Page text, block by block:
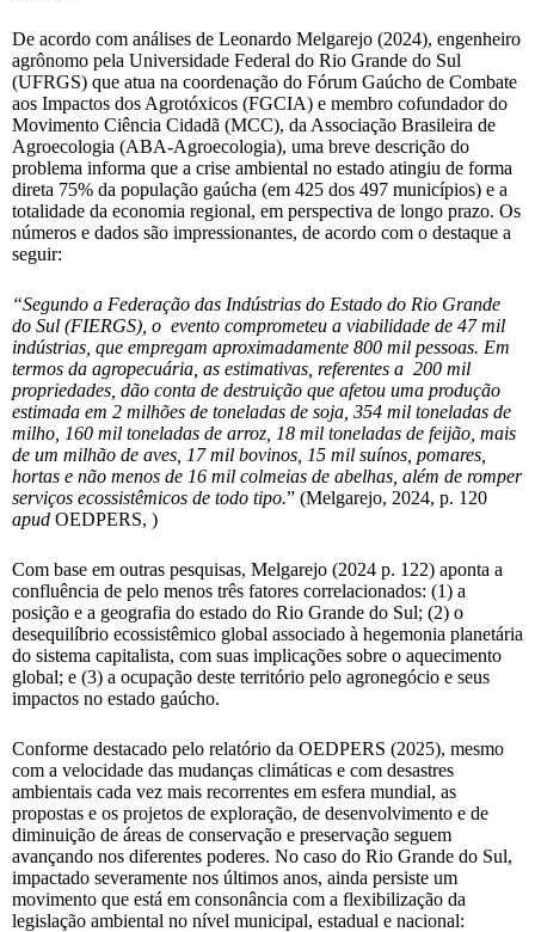
De acordo com análises de Leonardo Melgarejo (2024), engenheiro
agrônomo pela Universidade Federal do Rio Grande do Sul
(UFRGS) que atua na coordenação do Fórum Gaúcho de Combate
aos Impactos dos Agrotóxicos (FGCIA) e membro cofundador do
Movimento Ciência Cidadã (MCC), da Associação Brasileira de
Agroecologia (ABA-Agroecologia), uma breve descrição do
problema informa que a crise ambiental no estado atingiu de forma
direta 75% da população gaúcha (em 425 dos 497 municípios) e a
totalidade da economia regional, em perspectiva de longo prazo. Os
números e dados são impressionantes, de acordo com o destaque a
seguir:
“Segundo a Federação das Indústrias do Estado do Rio Grande
do Sul (FIERGS), o evento comprometeu a viabilidade de 47 mil
indústrias, que empregam aproximadamente 800 mil pessoas. Em
termos da agropecuária, as estimativas, referentes a 200 mil
propriedades, dão conta de destruição que afetou uma produção
estimada em 2 milhões de toneladas de soja, 354 mil toneladas de
milho, 160 mil toneladas de arroz, 18 mil toneladas de feijão, mais
de um milhão de aves, 17 mil bovinos, 15 mil suínos, pomares,
hortas e não menos de 16 mil colmeias de abelhas, além de romper
serviços ecossistêmicos de todo tipo.” (Melgarejo, 2024, p. 120
apud OEDPERS, )
Com base em outras pesquisas, Melgarejo (2024 p. 122) aponta a
confluência de pelo menos três fatores correlacionados: (1) a
posição e a geografia do estado do Rio Grande do Sul; (2) o
desequilíbrio ecossistêmico global associado à hegemonia planetária
do sistema capitalista, com suas implicações sobre o aquecimento
global; e (3) a ocupação deste território pelo agronegócio e seus
impactos no estado gaúcho.
Conforme destacado pelo relatório da OEDPERS (2025), mesmo
com a velocidade das mudanças climáticas e com desastres
ambientais cada vez mais recorrentes em esfera mundial, as
propostas e os projetos de exploração, de desenvolvimento e de
diminuição de áreas de conservação e preservação seguem
avançando nos diferentes poderes. No caso do Rio Grande do Sul,
impactado severamente nos últimos anos, ainda persiste um
movimento que está em consonância com a flexibilização da
legislação ambiental no nível municipal, estadual e nacional: